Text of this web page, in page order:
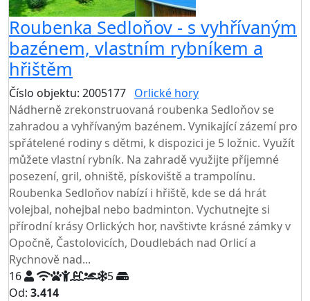
Roubenka Sedloňov - s vyhřívaným
bazénem, vlastním rybníkem a
hřištěm
Číslo objektu: 2005177 Orlické hory
Nádherně zrekonstruovaná roubenka Sedloňov se
zahradou a vyhřívaným bazénem. Vynikající zázemí pro
spřátelené rodiny s dětmi, k dispozici je 5 ložnic. Využít
můžete vlastní rybník. Na zahradě využijte příjemné
posezení, gril, ohniště, pískoviště a trampolínu.
Roubenka Sedloňov nabízí i hřiště, kde se dá hrát
volejbal, nohejbal nebo badminton. Vychutnejte si
přírodní krásy Orlických hor, navštivte krásné zámky v
Opočně, Častolovicích, Doudlebách nad Orlicí a
Rychnově nad...
16
5
Od: 3.414